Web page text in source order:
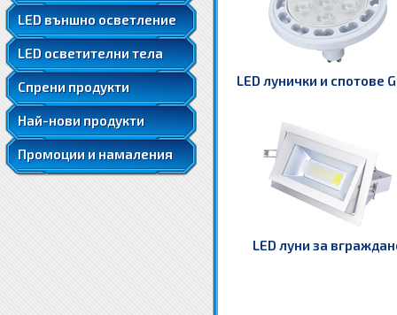
LED външно осветление
LED осветителни тела
Спрени продукти
LED ленти 5050
LED ленти 5050 RGB
LED ленти 5630
LED луни за вграждане
Най-нови продукти
Промоции и намаления
LED лунички и спотове
LED луни за